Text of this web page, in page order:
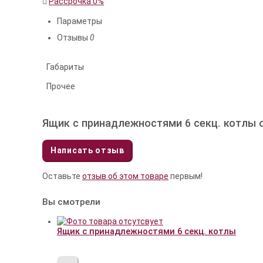
Параметры
Отзывы 0
Габариты
Прочее
Ящик с принадлежностями 6 секц. котлы
Написать отзыв
Оставьте отзыв об этом товаре первым!
Вы смотрели
Ящик с принадлежностями 6 секц. котлы